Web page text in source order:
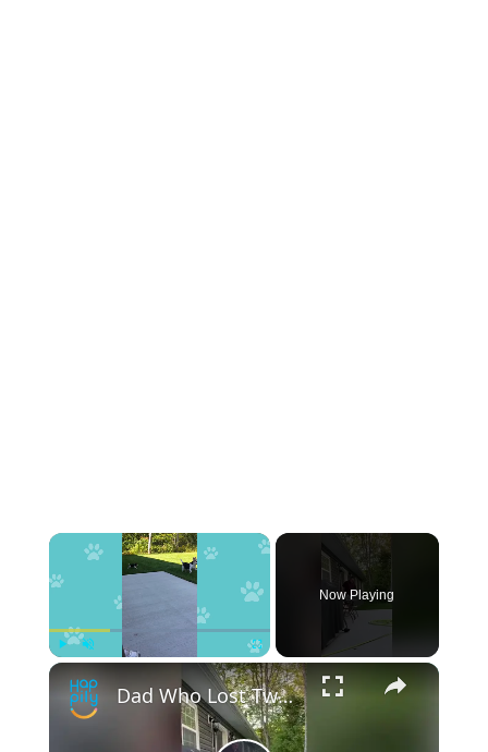
Fullscreen
Now Playing
Dad Who Lost Two Dogs Over Tough Few Years Surprised With Puppy | Happily TV